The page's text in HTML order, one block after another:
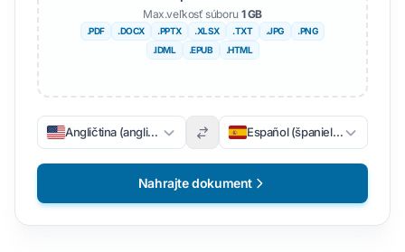
Max.veľkosť súboru 1 GB
.PDF .DOCX .PPTX .XLSX .TXT .JPG
.PNG
.IDML
.EPUB .HTML
Angličtina (angličtina) Español (španielsky)
Nahrajte dokument